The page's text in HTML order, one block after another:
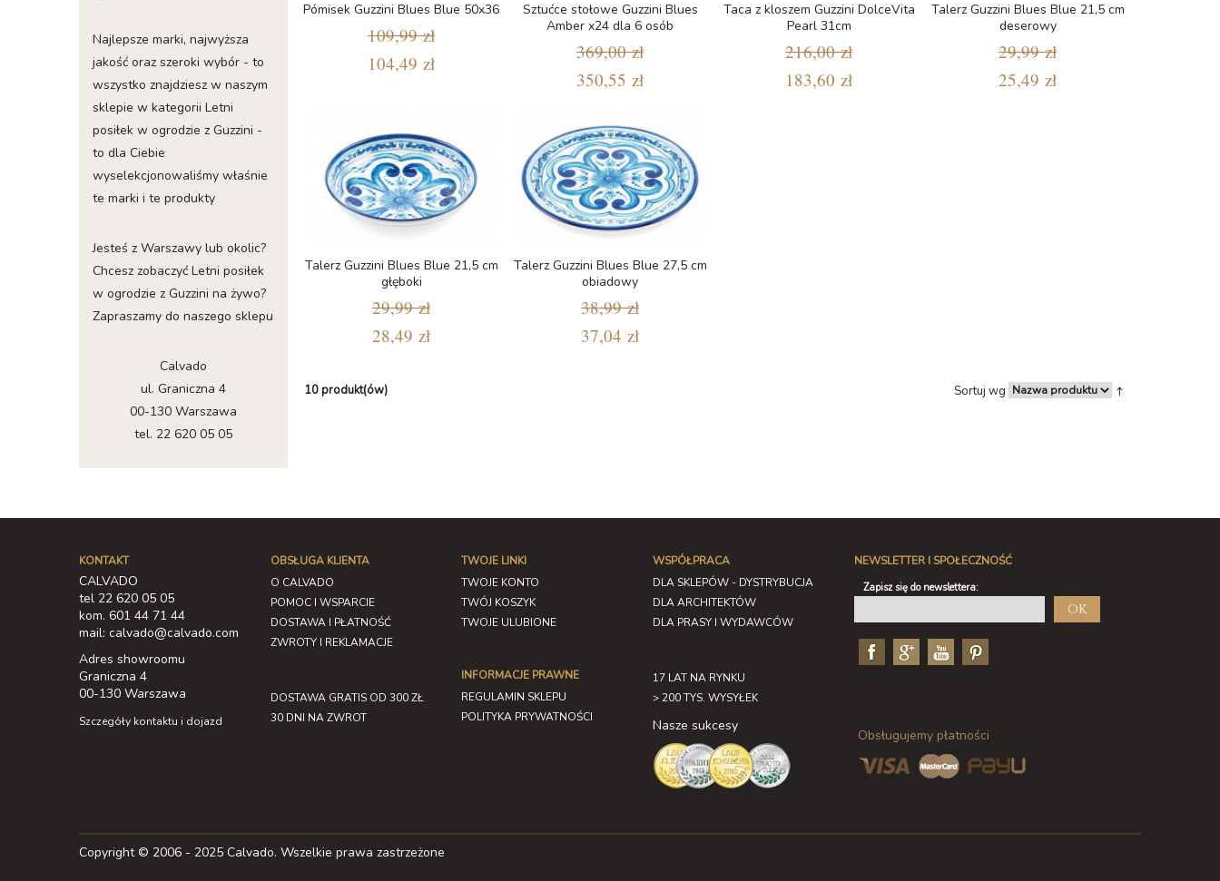
Najlepsze marki, najwyższa
jakość oraz szeroki wybór - to
wszystko znajdziesz w naszym
sklepie w kategorii Letni
posiłek w ogrodzie z Guzzini -
to dla Ciebie
wyselekcjonowaliśmy właśnie
te marki i te produkty
Jesteś z Warszawy lub okolic?
Chcesz zobaczyć Letni posiłek
w ogrodzie z Guzzini na żywo?
Zapraszamy do naszego sklepu
Calvado
ul. Graniczna 4
00-130 Warszawa
tel. 22 620 05 05
Pómisek Guzzini Blues Blue 50x36
109,99 zł
104,49 zł
Sztućce stołowe Guzzini Blues
Amber x24 dla 6 osób
369,00 zł
350,55 zł
Taca z kloszem Guzzini DolceVita
Pearl 31cm
216,00 zł
183,60 zł
Talerz Guzzini Blues Blue 21,5 cm
deserowy
29,99 zł
25,49 zł
Talerz Guzzini Blues Blue 21,5 cm
głęboki
29,99 zł
28,49 zł
Talerz Guzzini Blues Blue 27,5 cm
obiadowy
38,99 zł
37,04 zł
10 produkt(ów) Sortuj wg
KONTAKT
CALVADO
tel 22 620 05 05
kom. 601 44 71 44
mail: calvado@calvado.com
Adres showroomu
Graniczna 4
00-130 Warszawa
Szczegóły kontaktu i dojazd
OBSŁUGA KLIENTA
O CALVADO
POMOC I WSPARCIE
DOSTAWA I PŁATNOŚĆ
ZWROTY I REKLAMACJE
DOSTAWA GRATIS OD 300 ZŁ
30 DNI NA ZWROT
TWOJE LINKI
TWOJE KONTO
TWÓJ KOSZYK
TWOJE ULUBIONE
INFORMACJE PRAWNE
REGULAMIN SKLEPU
POLITYKA PRYWATNOŚCI
WSPÓŁPRACA
DLA SKLEPÓW - DYSTRYBUCJA
DLA ARCHITEKTÓW
DLA PRASY I WYDAWCÓW
17 LAT NA RYNKU
> 200 TYS. WYSYŁEK
Nasze sukcesy
NEWSLETTER I SPOŁECZNOŚĆ
Zapisz się do newslettera:
OK
Obsługujemy płatności
Copyright © 2006 - 2025 Calvado. Wszelkie prawa zastrzeżone